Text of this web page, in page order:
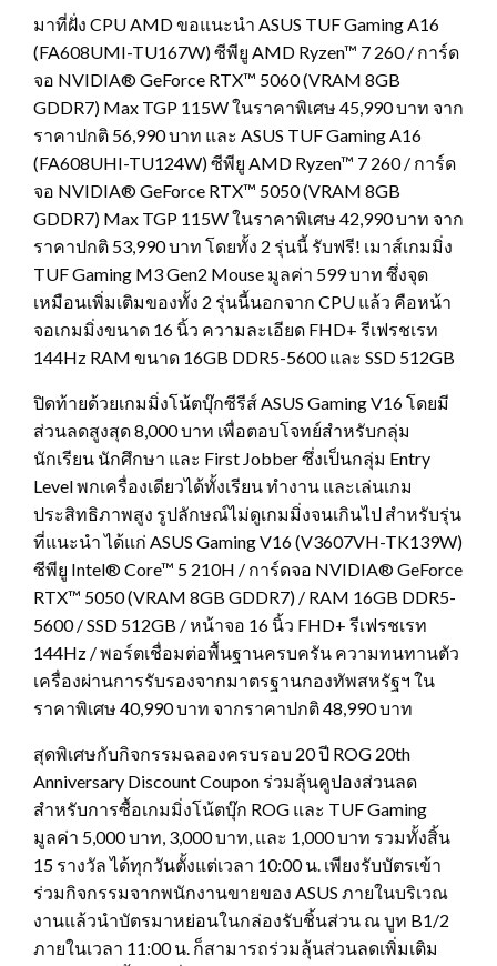
มาที่ฝั่ง CPU AMD ขอแนะนำ ASUS TUF Gaming A16
(FA608UMI-TU167W) ซีพียู AMD Ryzen™ 7 260 / การ์ด
จอ NVIDIA® GeForce RTX™ 5060 (VRAM 8GB
GDDR7) Max TGP 115W ในราคาพิเศษ 45,990 บาท จาก
ราคาปกติ 56,990 บาท และ ASUS TUF Gaming A16
(FA608UHI-TU124W) ซีพียู AMD Ryzen™ 7 260 / การ์ด
จอ NVIDIA® GeForce RTX™ 5050 (VRAM 8GB
GDDR7) Max TGP 115W ในราคาพิเศษ 42,990 บาท จาก
ราคาปกติ 53,990 บาท โดยทั้ง 2 รุ่นนี้ รับฟรี! เมาส์เกมมิ่ง
TUF Gaming M3 Gen2 Mouse มูลค่า 599 บาท ซึ่งจุด
เหมือนเพิ่มเติมของทั้ง 2 รุ่นนี้นอกจาก CPU แล้ว คือหน้า
จอเกมมิ่งขนาด 16 นิ้ว ความละเอียด FHD+ รีเฟรชเรท
144Hz RAM ขนาด 16GB DDR5-5600 และ SSD 512GB
ปิดท้ายด้วยเกมมิ่งโน้ตบุ๊กซีรีส์ ASUS Gaming V16 โดยมี
ส่วนลดสูงสุด 8,000 บาท เพื่อตอบโจทย์สำหรับกลุ่ม
นักเรียน นักศึกษา และ First Jobber ซึ่งเป็นกลุ่ม Entry
Level พกเครื่องเดียวได้ทั้งเรียน ทำงาน และเล่นเกม
ประสิทธิภาพสูง รูปลักษณ์ไม่ดูเกมมิ่งจนเกินไป สำหรับรุ่น
ที่แนะนำ ได้แก่ ASUS Gaming V16 (V3607VH-TK139W)
ซีพียู Intel® Core™ 5 210H / การ์ดจอ NVIDIA® GeForce
RTX™ 5050 (VRAM 8GB GDDR7) / RAM 16GB DDR5-
5600 / SSD 512GB / หน้าจอ 16 นิ้ว FHD+ รีเฟรชเรท
144Hz / พอร์ตเชื่อมต่อพื้นฐานครบครัน ความทนทานตัว
เครื่องผ่านการรับรองจากมาตรฐานกองทัพสหรัฐฯ ใน
ราคาพิเศษ 40,990 บาท จากราคาปกติ 48,990 บาท
สุดพิเศษกับกิจกรรมฉลองครบรอบ 20 ปี ROG 20th
Anniversary Discount Coupon ร่วมลุ้นคูปองส่วนลด
สำหรับการซื้อเกมมิ่งโน้ตบุ๊ก ROG และ TUF Gaming
มูลค่า 5,000 บาท, 3,000 บาท, และ 1,000 บาท รวมทั้งสิ้น
15 รางวัล ได้ทุกวันตั้งแต่เวลา 10:00 น. เพียงรับบัตรเข้า
ร่วมกิจกรรมจากพนักงานขายของ ASUS ภายในบริเวณ
งานแล้วนำบัตรมาหย่อนในกล่องรับชิ้นส่วน ณ บูท B1/2
ภายในเวลา 11:00 น. ก็สามารถร่วมลุ้นส่วนลดเพิ่มเติม